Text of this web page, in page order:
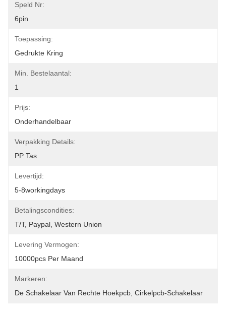
Speld Nr:
6pin
Toepassing:
Gedrukte Kring
Min. Bestelaantal:
1
Prijs:
Onderhandelbaar
Verpakking Details:
PP Tas
Levertijd:
5-8workingdays
Betalingscondities:
T/T, Paypal, Western Union
Levering Vermogen:
10000pcs Per Maand
Markeren:
De Schakelaar Van Rechte Hoekpcb Cirkelpcb-Schakelaar